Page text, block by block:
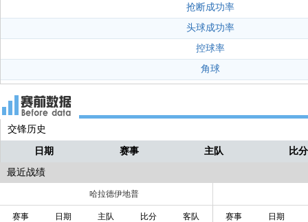
抢断成功率
头球成功率
控球率
角球
交锋历史
日期 赛事 主队 比分
最近战绩
哈拉德伊地普
赛事 日期 主队 比分 客队 赛事 日期